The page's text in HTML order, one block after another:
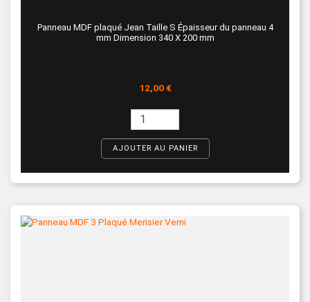
Panneau MDF plaqué Jean Taille S Épaisseur du panneau 4
mm Dimension 340 X 200 mm
Prix
12,00 €
AJOUTER AU PANIER